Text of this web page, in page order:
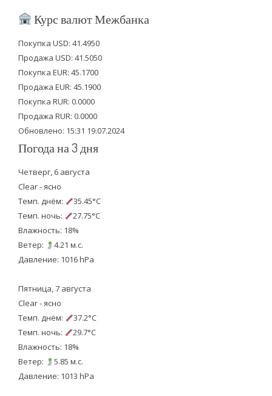
i
t
e
r
c
b
o
o
k
u
u
b
e
Курс валют Межбанка
Покупка USD: 41.4950
Продажа USD: 41.5050
Покупка EUR: 45.1700
Продажа EUR: 45.1900
Покупка RUR: 0.0000
Продажа RUR: 0.0000
Обновлено: 15:31 19.07.2024
Погода на 3 дня
Четверг, 6 августа
Clear - ясно
Темп. днём:
35.45°C
Темп. ночь:
27.75°C
Влажность: 18%
Ветер:
4.21 м.с.
Давление: 1016 hPa
Пятница, 7 августа
Clear - ясно
Темп. днём:
37.2°C
Темп. ночь:
29.7°C
Влажность: 18%
Ветер:
5.85 м.с.
Давление: 1013 hPa